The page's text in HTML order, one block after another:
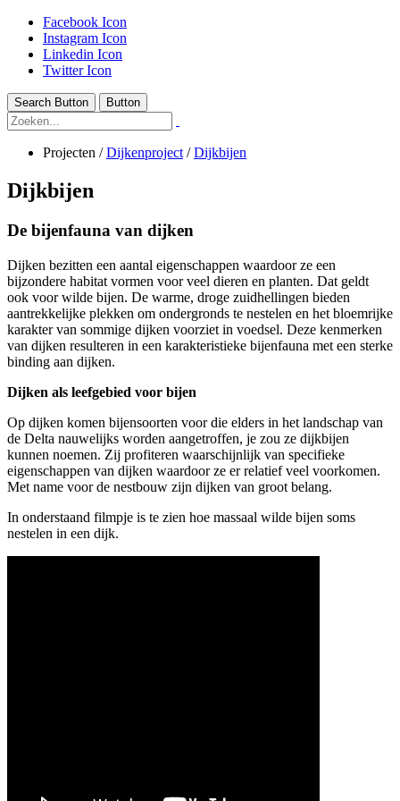
Facebook Icon
Instagram Icon
Linkedin Icon
Twitter Icon
Search Button Button
Projecten /Dijkenproject /Dijkbijen
Dijkbijen
De bijenfauna van dijken
Dijken bezitten een aantal eigenschappen waardoor ze een
bijzondere habitat vormen voor veel dieren en planten. Dat geldt
ook voor wilde bijen. De warme, droge zuidhellingen bieden
aantrekkelijke plekken om ondergronds te nestelen en het bloemrijke
karakter van sommige dijken voorziet in voedsel. Deze kenmerken
van dijken resulteren in een karakteristieke bijenfauna met een sterke
binding aan dijken.
Dijken als leefgebied voor bijen
Op dijken komen bijensoorten voor die elders in het landschap van
de Delta nauwelijks worden aangetroffen, je zou ze dijkbijen
kunnen noemen. Zij profiteren waarschijnlijk van specifieke
eigenschappen van dijken waardoor ze er relatief veel voorkomen.
Met name voor de nestbouw zijn dijken van groot belang.
In onderstaand filmpje is te zien hoe massaal wilde bijen soms
nestelen in een dijk.